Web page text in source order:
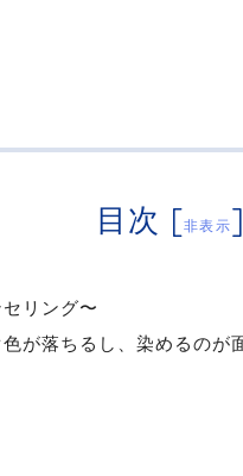
目次 [非表示]
リング〜
が落ちるし、染めるのが